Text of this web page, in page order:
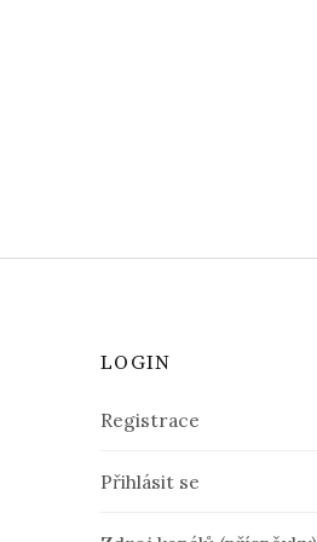
LOGIN
Registrace
Přihlásit se